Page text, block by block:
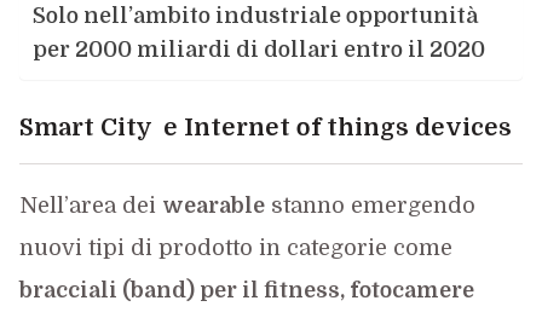
Solo nell’ambito industriale opportunità
per 2000 miliardi di dollari entro il 2020
Smart City e Internet of things devices
Nell’area dei wearablestanno emergendo
nuovi tipi di prodotto in categorie come
bracciali (band) per il fitness, fotocamere